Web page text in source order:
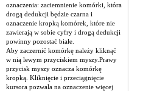
oznaczenia: zaciemnienie komórki, która
drogą dedukcji będzie czarna i
oznaczenie kropką komórek, które nie
zawierają w sobie cyfry i drogą dedukcji
powinny pozostać białe.
Aby zaczernić komórkę należy kliknąć
w nią lewym przyciskiem myszy.Prawy
przycisk myszy oznacza komórkę
kropką. Kliknięcie i przeciągnięcie
kursora pozwala na oznaczenie więcej